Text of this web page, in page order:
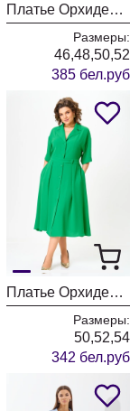
Платье ОрхидеяЛюкс 1536
Размеры:
46,48,50,52
385 бел.руб
Платье ОрхидеяЛюкс 1541
Размеры:
50,52,54
342 бел.руб